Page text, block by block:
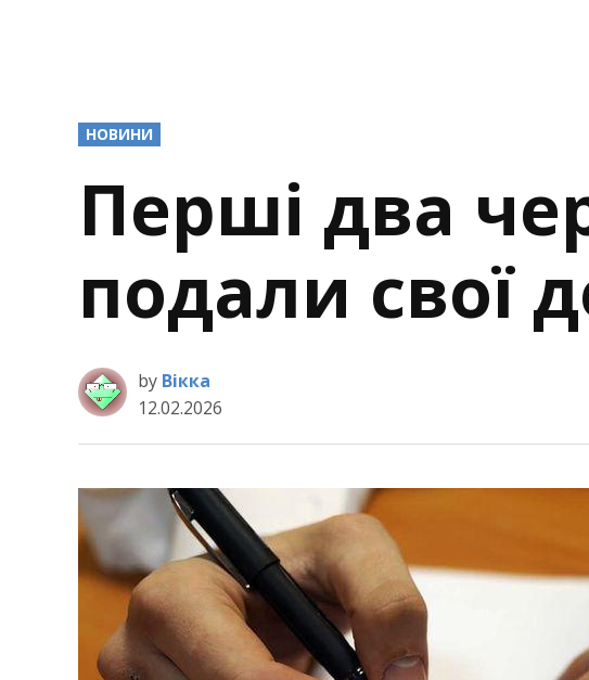
POSTED
IN
НОВИНИ
Перші два
подали свої
by Вікка
12.02.2026